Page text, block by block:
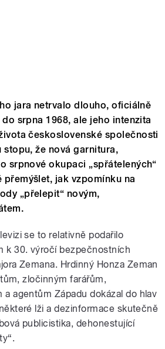
jara netrvalo dlouho, oficiálně
srpna 1968, ale jeho intenzita
československé společnosti
stopu, že nová garnitura,
srpnové okupaci „spřátelených“
přemýšlet, jak vzpomínku na
„přelepit“ novým,
se to relativně podařilo
k 30. výročí bezpečnostních
Zemana. Hrdinný Honza Zeman
zločinným farářům,
a agentům Západu dokázal do hlav
lži a dezinformace skutečně
publicistika, dehonestující